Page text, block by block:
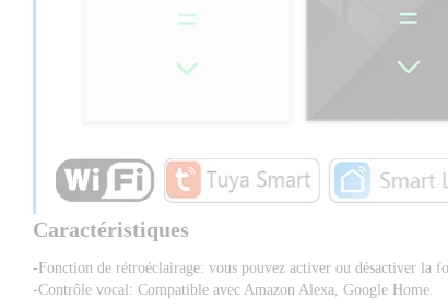
Caractéristiques
-Fonction de rétroéclairage: vous pouvez activer ou désactiver la
-Contrôle vocal: Compatible avec Amazon Alexa, Google Home.